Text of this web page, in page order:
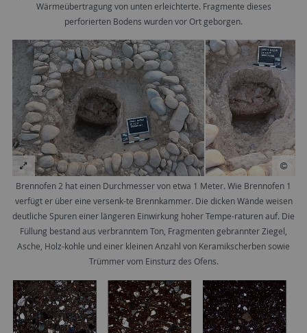
Wärmeübertragung von unten erleichterte. Fragmente dieses
perforierten Bodens wurden vor Ort geborgen.
Brennofen 2 hat einen Durchmesser von etwa 1 Meter. Wie Brennofen 1
verfügt er über eine versenk-te Brennkammer. Die dicken Wände weisen
deutliche Spuren einer längeren Einwirkung hoher Tempe-raturen auf. Die
Füllung bestand aus verbranntem Ton, Fragmenten gebrannter Ziegel,
Asche, Holz-kohle und einer kleinen Anzahl von Keramikscherben sowie
Trümmer vom Einsturz des Ofens.